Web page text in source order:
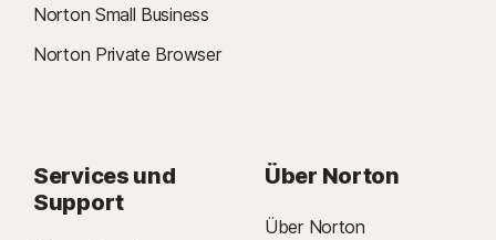
Norton Small Business
Norton Private Browser
Services und
Support
Über Norton
Über Norton